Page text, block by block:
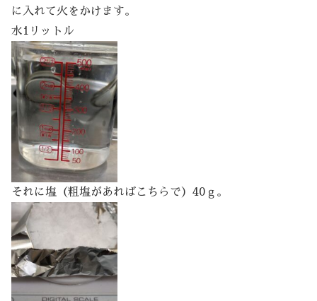
に入れて火をかけます。
水1リットル
それに塩（粗塩があればこちらで）40ｇ。